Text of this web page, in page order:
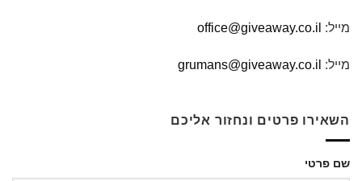
מייל: office@giveaway.co.il
מייל: grumans@giveaway.co.il
השאירו פרטים ונחזור אליכם
שם פרטי